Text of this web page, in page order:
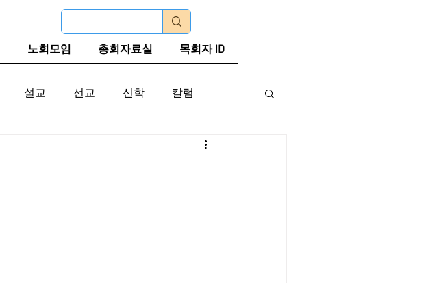
노회모임 총회자료실 목회자 ID
설교 선교 신학 칼럼